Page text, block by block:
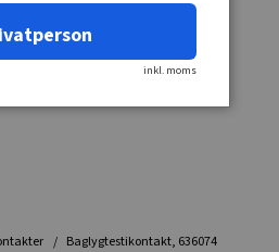
Baglygtestikontakt, 636074
inkl. moms